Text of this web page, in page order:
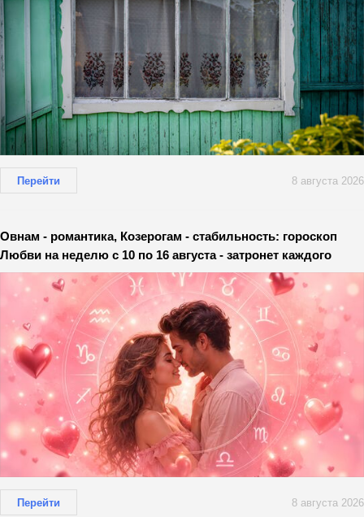
Перейти 8 августа 2026
Овнам - романтика, Козерогам - стабильность: гороскоп
Любви на неделю с 10 по 16 августа - затронет каждого
Перейти 8 августа 2026